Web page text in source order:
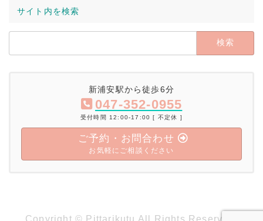
サイト内を検索
索:
新浦安駅から徒歩6分
047-352-0955
受付時間 12:00-17:00 [ 不定休 ]
ご予約・お問合わせ
お気軽にご相談ください